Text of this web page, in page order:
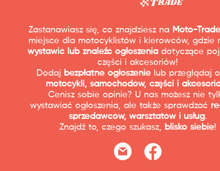
Zastanawiasz się, co znajdziesz na Moto-
miejsce dla motocyklistów i kierowców, gdzie
wystawić lub znaleźć ogłoszenia dotyczące
części i akcesoriów!
Dodaj bezpłatne ogłoszenielub przeglądaj
motocykli, samochodów, części i
Cenisz sobie opinie? U nas możesz nie
wystawiać ogłoszenia, ale także sprawdzać
sprzedawców, warsztatów i usług.
Znajdź to, czego szukasz, blisko siebie!